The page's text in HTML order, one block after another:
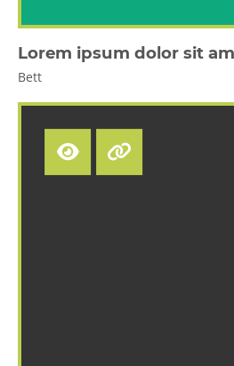
Lorem ipsum dolor sit
Bett